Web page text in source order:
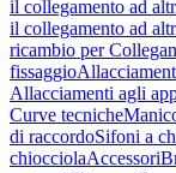
il collegamento ad
il collegamento ad
ricambio per
fissaggio
Allacciamenti agli
Curve tecniche
di raccordoSifoni a
chiocciolaAccessori